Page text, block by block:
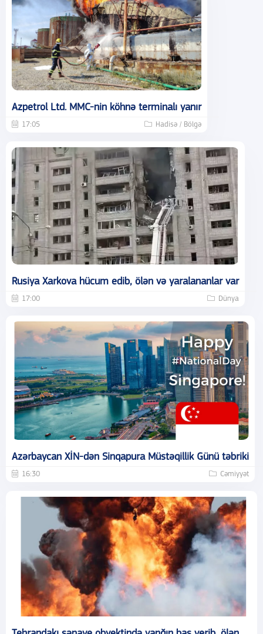
Azpetrol Ltd. MMC-nin köhnə terminalı yanır
17:05 Hadisə / Bölgə
Rusiya Xarkova hücum edib, ölən və yaralananlar var
17:00 Dünya
Azərbaycan XİN-dən Sinqapura Müstəqillik Günü təbriki
16:30 Cəmiyyət